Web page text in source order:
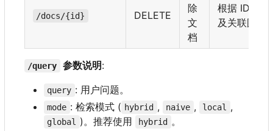
/docs/{id} DELETE
除
文
档
根据 ID 删
及关联图谱
/query 参数说明:
query : 用户问题。
mode : 检索模式 ( hybrid , naive , local ,
global )。推荐使用 hybrid 。